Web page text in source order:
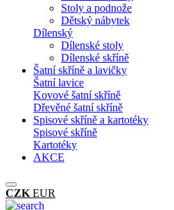
Stoly a podnože
Dětský nábytek
Dílenský
Dílenské stoly
Dílenské skříně
Šatní skříně a lavičky
Šatní lavice
Kovové šatní skříně
Dřevěné šatní skříně
Spisové skříně a kartotéky
Spisové skříně
Kartotéky
AKCE
CZK EUR